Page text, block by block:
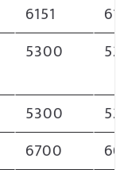
6151
5300
5300
6700